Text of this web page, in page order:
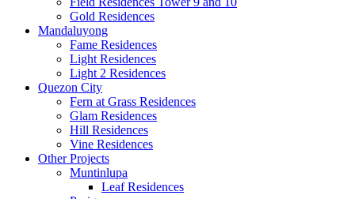
Gold Residences
Mandaluyong
Fame Residences
Light Residences
Light 2 Residences
Quezon City
Fern at Grass Residences
Glam Residences
Hill Residences
Vine Residences
Other Projects
Muntinlupa
Leaf Residences